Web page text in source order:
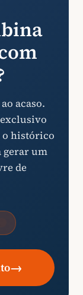
acaso.
o histórico
gerar um
de
→